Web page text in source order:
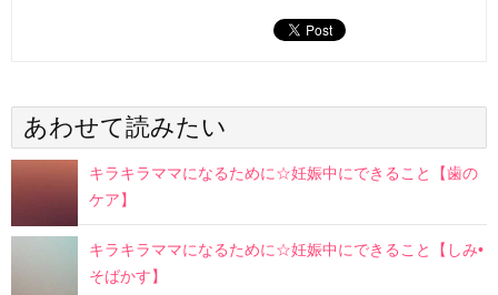
あわせて読みたい
キラキラママになるために☆妊娠中にできること【歯の
ケア】
キラキラママになるために☆妊娠中にできること【しみ•
そばかす】